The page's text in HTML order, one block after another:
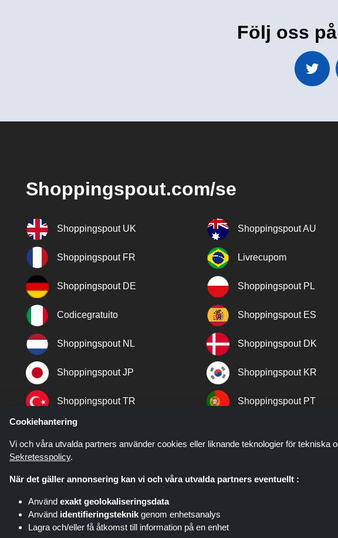
Följ oss
Shoppingspout.com/se
Shoppingspout UK Shoppingspout AU
Shoppingspout FR Livrecupom
Shoppingspout DE Shoppingspout PL
Codicegratuito Shoppingspout ES
Shoppingspout NL Shoppingspout DK
Shoppingspout JP Shoppingspout KR
Shoppingspout TR Shoppingspout PT
Shoppingspout NO
Shoppingspout.com/se är en webbplats som
Cookiehantering
Vi och våra utvalda partners använder cookies eller liknande teknologier för
Sekretesspolicy.
När det gäller annonsering kan vi och våra utvalda partners eventuellt :
Använd exakt geolokaliseringsdata
Använd identifieringsteknik genom enhetsanalys
Lagra och/eller få åtkomst till information på en enhet